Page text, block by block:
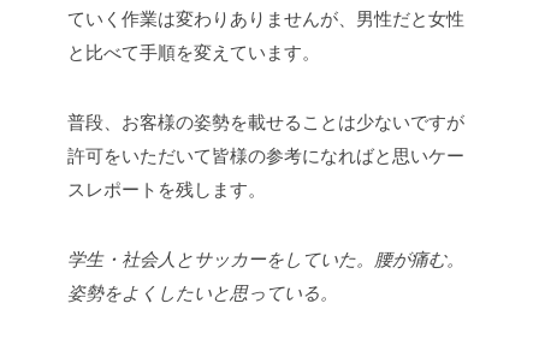
ていく作業は変わりありませんが、男性だと女性
と比べて手順を変えています。
普段、お客様の姿勢を載せることは少ないですが
許可をいただいて皆様の参考になればと思いケー
スレポートを残します。
学生・社会人とサッカーをしていた。腰が痛む。
姿勢をよくしたいと思っている。